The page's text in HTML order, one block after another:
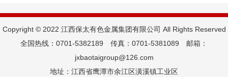
Copyright © 2022 江西保太有色金属集团有限公司 All Rights Reserved
全国热线：0701-5382189 传真：0701-5381089 邮箱：
jxbaotaigroup@126.com
地址：江西省鹰潭市余江区潢溪镇工业区